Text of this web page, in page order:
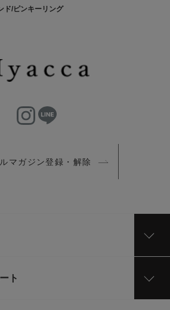
ド/ピンキーリング
マガジン登録・解除
ト